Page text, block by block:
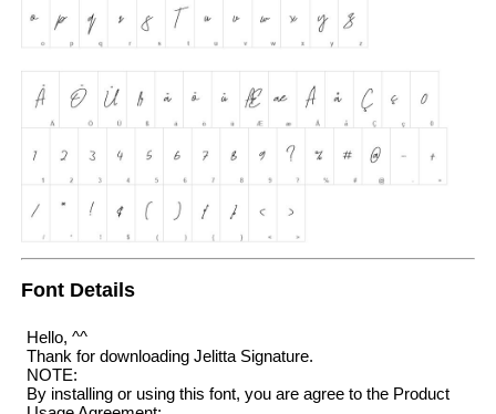
Font Details
Hello, ^^
Thank for downloading Jelitta Signature.
NOTE:
By installing or using this font, you are agree to the Product